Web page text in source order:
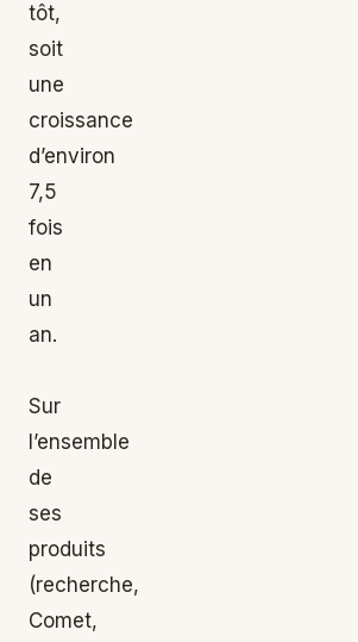
tôt,
soit
une
croissance
d’environ
7,5
fois
en
un
an.
Sur
l’ensemble
de
ses
produits
(recherche,
Comet,